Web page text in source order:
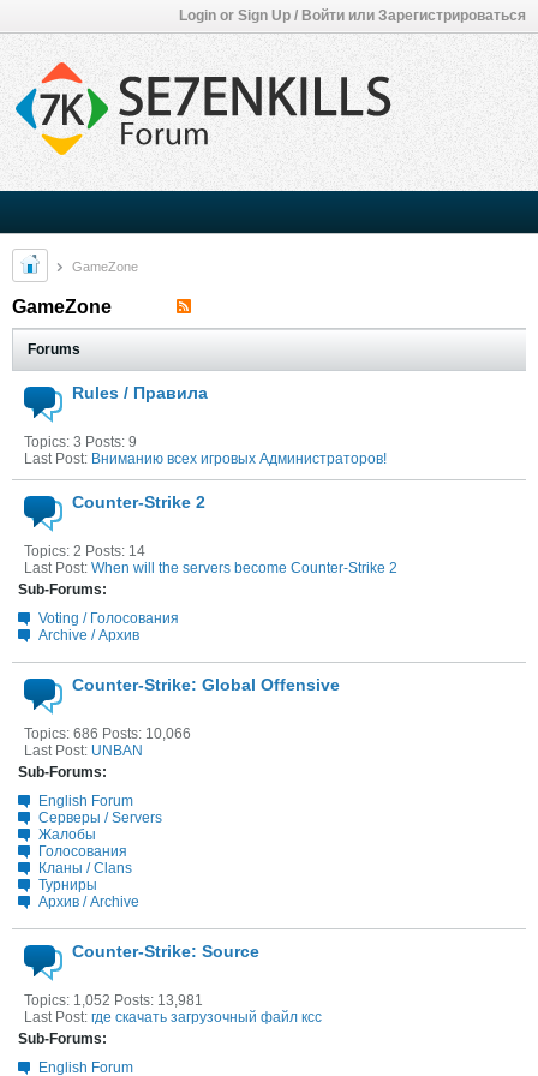
Login or Sign Up / Войти или Зарегистрироваться
GameZone
GameZone
Forums
Rules / Правила
Topics: 3 Posts: 9
Last Post: Вниманию всех игровых Администраторов!
Counter-Strike 2
Topics: 2 Posts: 14
Last Post: When will the servers become Counter-Strike 2
Sub-Forums:
Voting / Голосования
Archive / Архив
Counter-Strike: Global Offensive
Topics: 686 Posts: 10,066
Last Post: UNBAN
Sub-Forums:
English Forum
Серверы / Servers
Жалобы
Голосования
Кланы / Clans
Турниры
Архив / Archive
Counter-Strike: Source
Topics: 1,052 Posts: 13,981
Last Post: где скачать загрузочный файл ксс
Sub-Forums:
English Forum